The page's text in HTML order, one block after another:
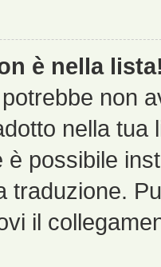
è nella
potrebbe non
nella tua
è possibile
traduzione.
il